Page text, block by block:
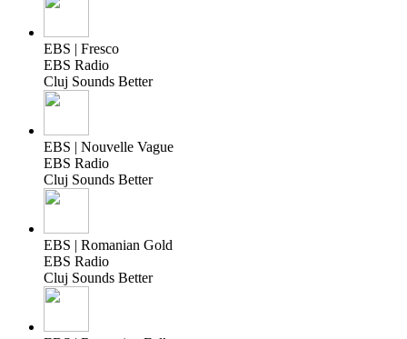
EBS | Fresco
EBS Radio
Cluj Sounds Better
EBS | Nouvelle Vague
EBS Radio
Cluj Sounds Better
EBS | Romanian Gold
EBS Radio
Cluj Sounds Better